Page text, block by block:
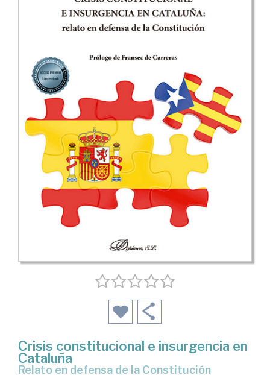
Crisis constitucional e insurgencia en
Cataluña
relato en defensa de la Constitución